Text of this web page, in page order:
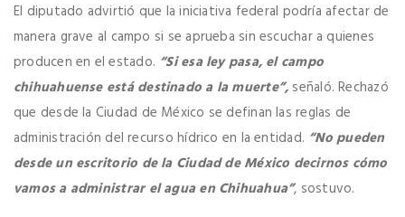
El diputado advirtió que la iniciativa federal podría afectar de
manera grave al campo si se aprueba sin escuchar a quienes
producen en el estado. “Si esa ley pasa, el campo
chihuahuense está destinado a la muerte”, señaló. Rechazó
que desde la Ciudad de México se definan las reglas de
administración del recurso hídrico en la entidad. “No pueden
desde un escritorio de la Ciudad de México decirnos cómo
vamos a administrar el agua en Chihuahua”, sostuvo.